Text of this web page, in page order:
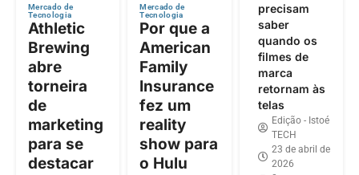
Mercado de
Tecnologia
Athletic
Brewing
abre
torneira
de
marketing
para se
destacar
Mercado de
Tecnologia
Por que a
American
Family
Insurance
fez um
reality
show para
o Hulu
precisam
saber
quando os
filmes de
marca
retornam às
telas
Edição - Istoé
TECH
23 de abril de
2026